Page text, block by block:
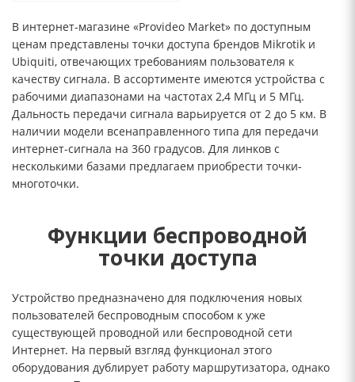
В интернет-магазине «Provideo Market» по доступным
ценам представлены точки доступа брендов Mikrotik и
Ubiquiti, отвечающих требованиям пользователя к
качеству сигнала. В ассортименте имеются устройства с
рабочими диапазонами на частотах 2,4 МГц и 5 МГц.
Дальность передачи сигнала варьируется от 2 до 5 км. В
наличии модели всенаправленного типа для передачи
интернет-сигнала на 360 градусов. Для линков с
несколькими базами предлагаем приобрести точки-
многоточки.
Функции беспроводной
точки доступа
Устройство предназначено для подключения новых
пользователей беспроводным способом к уже
существующей проводной или беспроводной сети
Интернет. На первый взгляд функционал этого
оборудования дублирует работу маршрутизатора, однако